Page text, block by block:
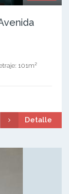
101m²
Detalle